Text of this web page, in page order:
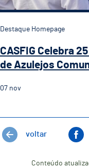
Destaque Homepage
CASFIG Celebra
de Azulejos
07 nov
voltar
Conteúdo